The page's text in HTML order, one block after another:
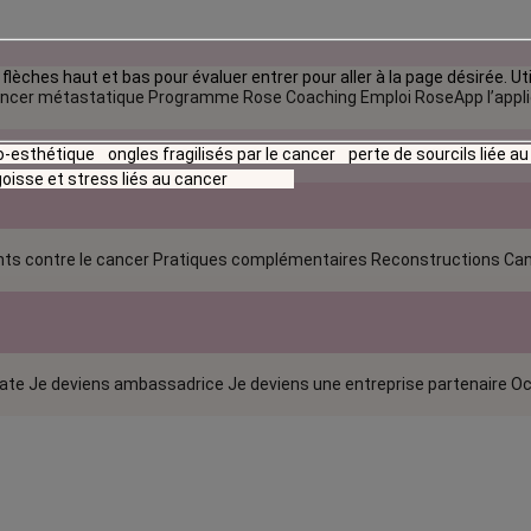
métastatique Programme Rose Coaching Emploi RoseApp
contre le cancer Pratiques complémentaires Reconstructions
Je deviens ambassadrice Je deviens une entreprise partenaire
haut et bas pour évaluer entrer pour aller à la page désirée.
esthétique ongles fragilisés par le cancer
perte de sourcils liée
et stress liés au cancer